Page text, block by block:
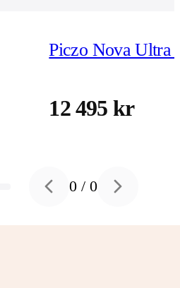
Piczo Nova Ultra
12 495 kr
Previous slide
0 /0 Next slide